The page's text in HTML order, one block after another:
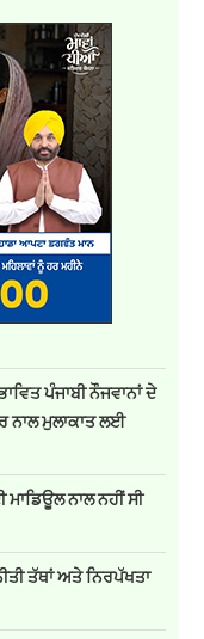
ਪੰਜਾਬੀ ਨੌਜਵਾਨਾਂ ਦੇ
ਨਾਲ ਮੁਲਾਕਾਤ ਲਈ
ਨਾਲ ਨਹੀਂ ਸੀ
ਤੱਥਾਂ ਅਤੇ ਨਿਰਪੱਖਤਾ